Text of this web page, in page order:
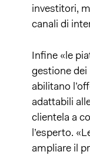
investitori,
canali di
Infine «le
gestione
abilitano
adattabili
clientela a
l’esperto.
ampliare il